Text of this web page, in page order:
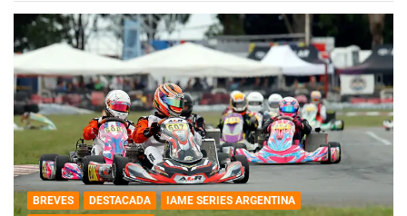
BREVES DESTACADA
IAME SERIES ARGENTINA